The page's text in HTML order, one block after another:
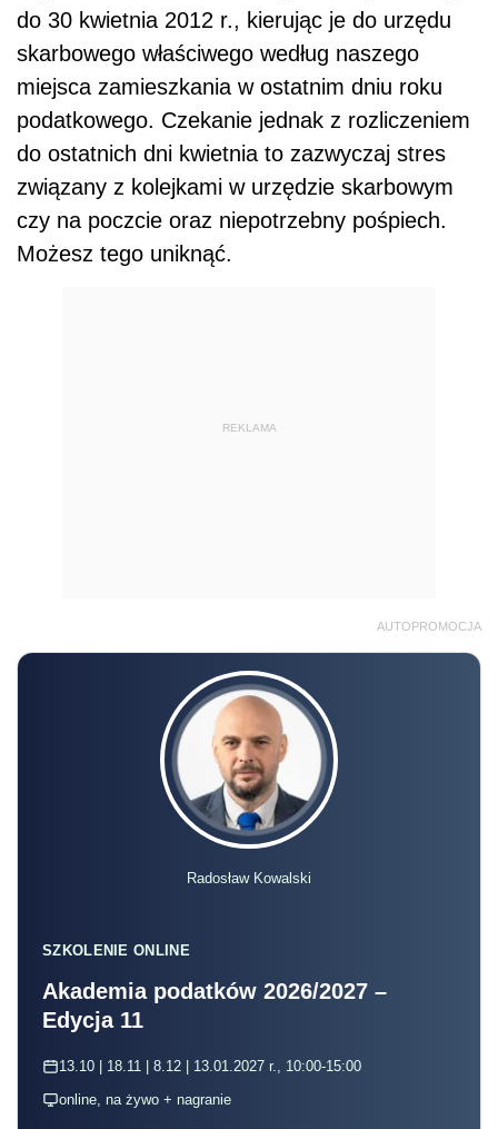
do 30 kwietnia 2012 r., kierując je do urzędu
skarbowego właściwego według naszego
miejsca zamieszkania w ostatnim dniu roku
podatkowego. Czekanie jednak z rozliczeniem
do ostatnich dni kwietnia to zazwyczaj stres
związany z kolejkami w urzędzie skarbowym
czy na poczcie oraz niepotrzebny pośpiech.
Możesz tego uniknąć.
REKLAMA
AUTOPROMOCJA
Radosław Kowalski
SZKOLENIE ONLINE
Akademia podatków 2026/2027 –
Edycja 11
13.10 | 18.11 | 8.12 | 13.01.2027 r., 10:00-15:00
online, na żywo + nagranie